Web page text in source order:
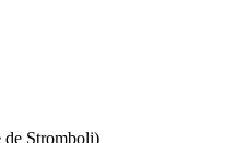
de Stromboli)